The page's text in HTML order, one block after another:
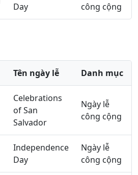
Day công cộng
Tên ngày lễ Danh mục
Celebrations
of San
Salvador
Ngày lễ
công cộng
Independence
Day
Ngày lễ
công cộng